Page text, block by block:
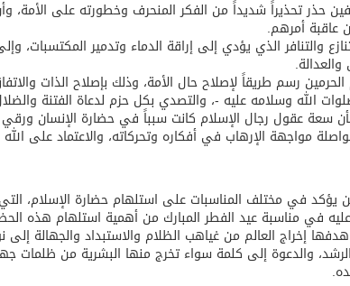
حذر تحذيراً شديداً من الفكر المنحرف وخطورته على
عاقبة أمرهم.
والتنافر الذي يؤدي إلى إراقة الدماء وتدمير المكتسبات،
رسم طريقاً لإصلاح حال الأمة، وذلك بإصلاح الذات
الله وسلامه عليه -، والتصدي بكل حزم لدعاة الفتنة
سعة عقول رجال الإسلام كانت سبباً في حضارة الإنسان ورقي
مواجهة الإرهاب في أفكاره وتحركاته، والاعتماد على
يؤكد في مختلف المناسبات على استلهام حضارة الإسلام،
عليه في مناسبة عيد الفطر المبارك من أهمية استلهام هذه
إخراج العالم من غياهب الظلام والاستبداد والجهالة إلى
والدعوة إلى كلمة سواء تخرج منها البشرية من ظلمات